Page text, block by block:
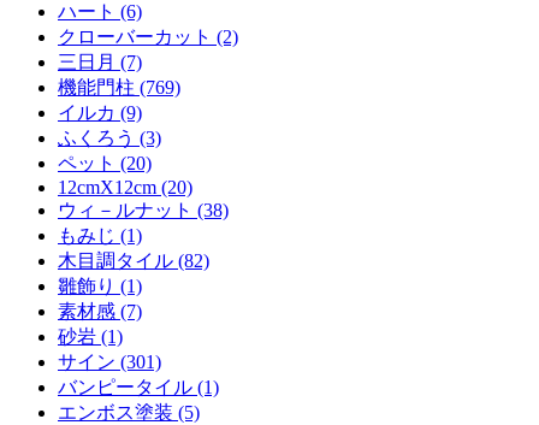
ハート (6)
クローバーカット (2)
三日月 (7)
機能門柱 (769)
イルカ (9)
ふくろう (3)
ペット (20)
12cmX12cm (20)
ウィ－ルナット (38)
もみじ (1)
木目調タイル (82)
雛飾り (1)
素材感 (7)
砂岩 (1)
サイン (301)
バンピータイル (1)
エンボス塗装 (5)